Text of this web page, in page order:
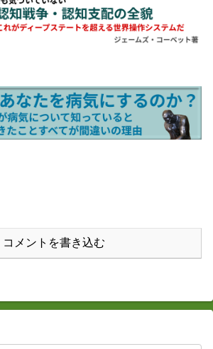
コメントを書き込む